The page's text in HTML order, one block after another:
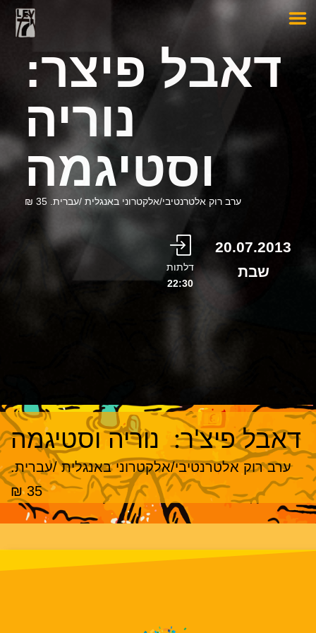
דאבל פיצר:
נוריה
וסטיגמה
ערב רוק אלטרנטיבי/אלקטרוני באנגלית /עברית. 35 ₪
20.07.2013
שבת
דלתות
22:30
דאבל פיצ'ר: נוריה וסטיגמה
ערב רוק אלטרנטיבי/אלקטרוני באנגלית /עברית.
35 ₪